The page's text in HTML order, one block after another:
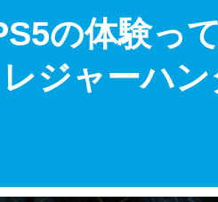
の体験っ
ジャーハ